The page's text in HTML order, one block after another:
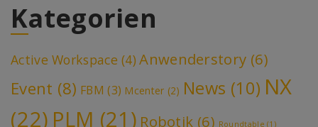
Kategorien
Active Workspace (4) Anwenderstory (6)
Event (8) FBM (3) Mcenter (2) News (10) NX
(22) PLM (21) Robotik (6) Roundtable (1)